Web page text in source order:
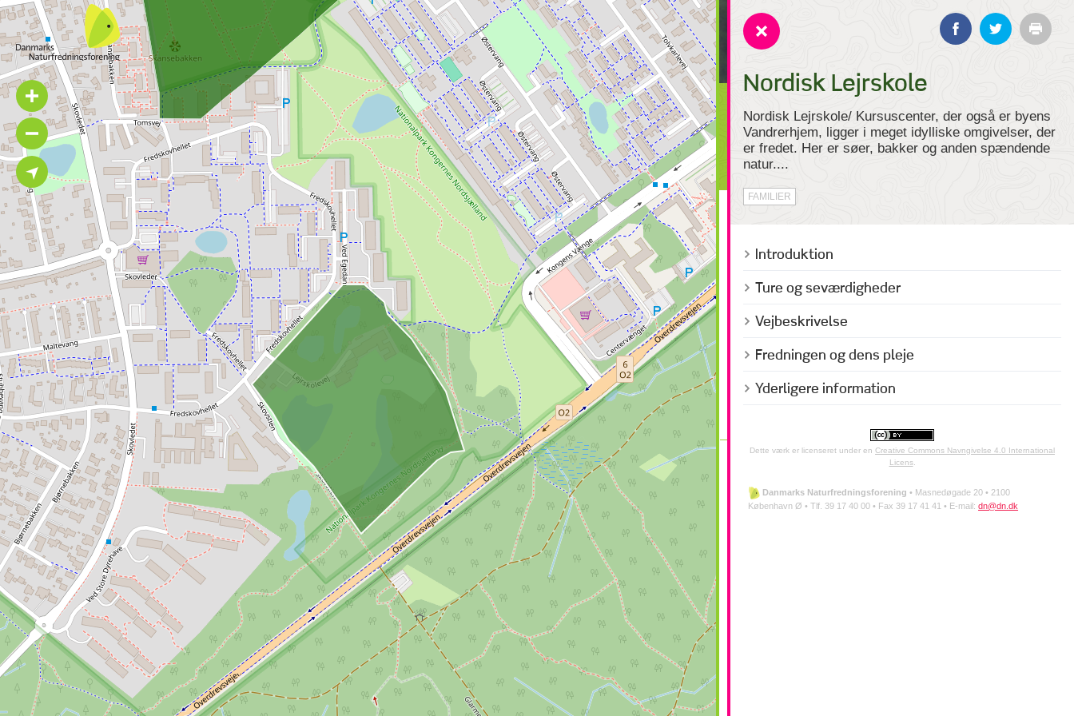
Nordisk Lejrskole
Nordisk Lejrskole/ Kursuscenter, der også er byens
Vandrerhjem, ligger i meget idylliske omgivelser, der
er fredet. Her er søer, bakker og anden spændende
natur....
FAMILIER
Introduktion
Ture og seværdigheder
Vejbeskrivelse
Fredningen og dens pleje
Yderligere information
Dette værk er licenseret under enCreative Commons Navngivelse 4.0 International
Licens.
Danmarks Naturfredningsforening • Masnedøgade 20 • 2100
København Ø • Tlf. 39 17 40 00 • Fax 39 17 41 41 • E-mail:dn@dn.dk